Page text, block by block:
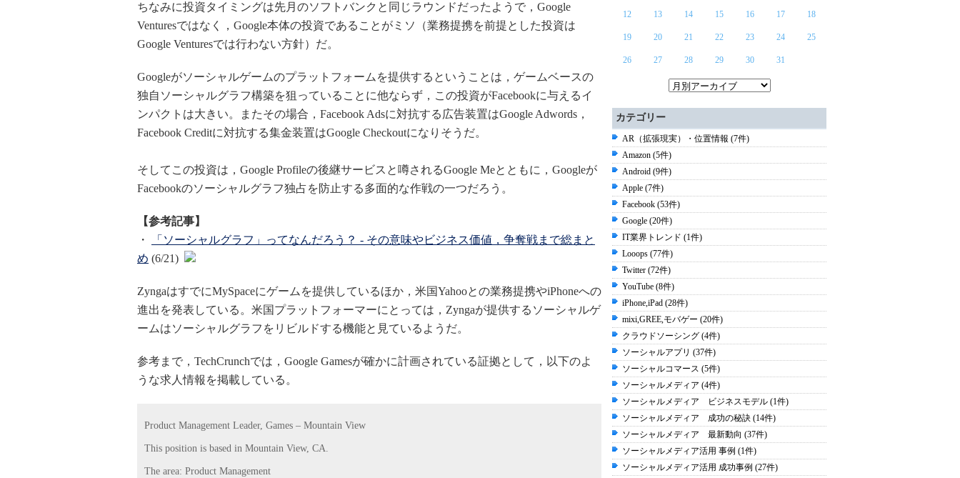
ちなみに投資タイミングは先月のソフトバンクと同じラウンドだったようで，Google
Venturesではなく，Google本体の投資であることがミソ（業務提携を前提とした投資は
Google Venturesでは行わない方針）だ。
Googleがソーシャルゲームのプラットフォームを提供するということは，ゲームベースの
独自ソーシャルグラフ構築を狙っていることに他ならず，この投資がFacebookに与えるイ
ンパクトは大きい。またその場合，Facebook Adsに対抗する広告装置はGoogle Adwords，
Facebook Creditに対抗する集金装置はGoogle Checkoutになりそうだ。
そしてこの投資は，Google Profileの後継サービスと噂されるGoogle Meとともに，Googleが
Facebookのソーシャルグラフ独占を防止する多面的な作戦の一つだろう。
【参考記事】
・
「ソーシャルグラフ」ってなんだろう？ - その意味やビジネス価値，争奪戦まで総まと
め (6/21)
ZyngaはすでにMySpaceにゲームを提供しているほか，米国Yahooとの業務提携やiPhoneへの
進出を発表している。米国プラットフォーマーにとっては，Zyngaが提供するソーシャルゲ
ームはソーシャルグラフをリビルドする機能と見ているようだ。
参考まで，TechCrunchでは，Google Gamesが確かに計画されている証拠として，以下のよ
うな求人情報を掲載している。
Product Management Leader, Games – Mountain View
This position is based in Mountain View, CA.
The area: Product Management
12 13 14 15 16 17 18
19 20 21 22 23 24 25
26 27 28 29 30 31
カテゴリー
AR（拡張現実）・位置情報 (7件)
Amazon (5件)
Android (9件)
Apple (7件)
Facebook (53件)
Google (20件)
IT業界トレンド (1件)
Looops (77件)
Twitter (72件)
YouTube (8件)
iPhone,iPad (28件)
mixi,GREE,モバゲー (20件)
クラウドソーシング (4件)
ソーシャルアプリ (37件)
ソーシャルコマース (5件)
ソーシャルメディア (4件)
ソーシャルメディア ビジネスモデル (1件)
ソーシャルメディア 成功の秘訣 (14件)
ソーシャルメディア 最新動向 (37件)
ソーシャルメディア活用 事例 (1件)
ソーシャルメディア活用 成功事例 (27件)